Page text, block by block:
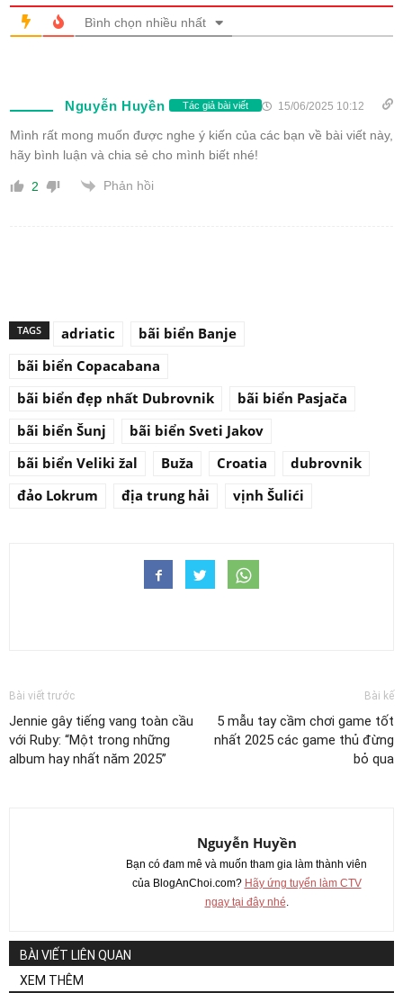
Bình chọn nhiều nhất
Nguyễn Huyền Tác giả bài viết 15/06/2025 10:12
Mình rất mong muốn được nghe ý kiến của các bạn về bài viết này,
hãy bình luận và chia sẻ cho mình biết nhé!
2 Phản hồi
TAGS adriatic
bãi biển Banje
bãi biển Copacabana
bãi biển đẹp nhất Dubrovnik
bãi biển Pasjača
bãi biển Šunj
bãi biển Sveti Jakov
bãi biển Veliki žal
Buža Croatia
dubrovnik
đảo Lokrum
địa trung hải vịnh Šulići
Bài viết trước
Jennie gây tiếng vang toàn cầu
với Ruby: “Một trong những
album hay nhất năm 2025”
Bài kế
5 mẫu tay cầm chơi game tốt
nhất 2025 các game thủ đừng
bỏ qua
Nguyễn Huyền
Bạn có đam mê và muốn tham gia làm thành viên
của BlogAnChoi.com? Hãy ứng tuyển làm CTV
ngay tại đây nhé.
BÀI VIẾT LIÊN QUAN
XEM THÊM